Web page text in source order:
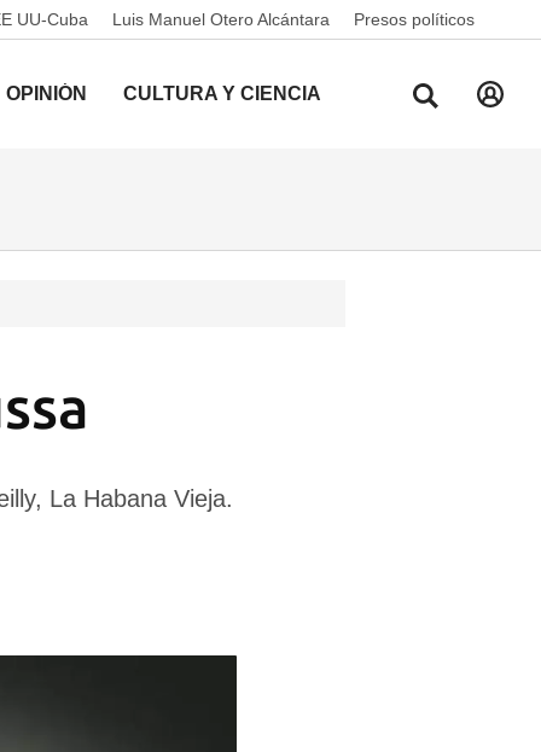
UU-Cuba Luis Manuel Otero Alcántara Presos políticos
OPINIÓN CULTURA Y CIENCIA
La Habana Vieja.